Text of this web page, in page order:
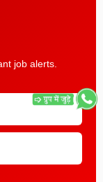
job alerts.